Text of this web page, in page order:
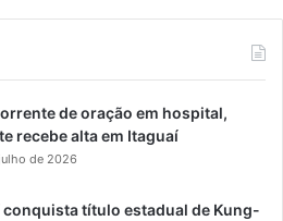
de oração em hospital,
recebe alta em Itaguaí
de 2026
conquista título estadual de Kung-